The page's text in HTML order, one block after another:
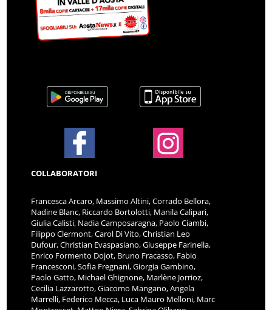
COLLABORATORI
Francesca Arcaro, Massimo Altini, Corrado Bellora,
Nadine Blanc, Riccardo Bortolotti, Manila Calipari,
Giulia Calisti, Nadia Camposaragna, Paolo Ciambi,
Filippo Clermont, Carol Di Vito, Christian Leo
Dufour, Christian Evaspasiano, Giuseppe Farinella,
Enrico Formento Dojot, Bruno Fracasso, Fabio
Francesconi, Sofia Fregnani, Giorgia Gambino,
Paolo Gatto, Michael Ghignone, Marlène Jorrioz,
Cecilia Lazzarotto, Giacomo Mangano, Angela
Marrelli, Federico Mecca, Luca Mauro Melloni, Marc